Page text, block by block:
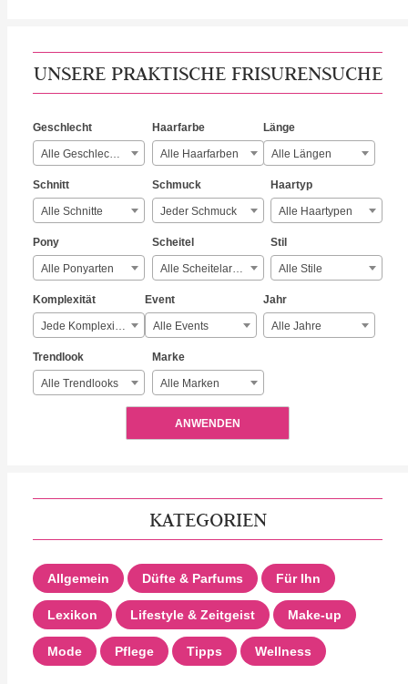
UNSERE PRAKTISCHE FRISURENSUCHE
Geschlecht
Alle Geschlechter
Haarfarbe
Alle Haarfarben
Länge
Alle Längen
Schnitt
Alle Schnitte
Schmuck
Jeder Schmuck
Haartyp
Alle Haartypen
Pony
Alle Ponyarten
Scheitel
Alle Scheitelarten
Stil
Alle Stile
Komplexität
Jede Komplexität
Event
Alle Events
Jahr
Alle Jahre
Trendlook
Alle Trendlooks
Marke
Alle Marken
ANWENDEN
KATEGORIEN
Allgemein Düfte & Parfums Für Ihn
Lexikon Lifestyle & Zeitgeist Make-up
Mode Pflege Tipps Wellness